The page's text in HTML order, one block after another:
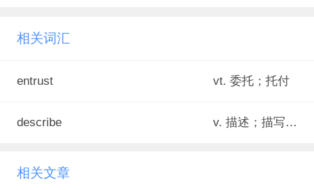
相关词汇
entrust vt. 委托；托付
describe v. 描述；描写；形容；叙述
相关文章